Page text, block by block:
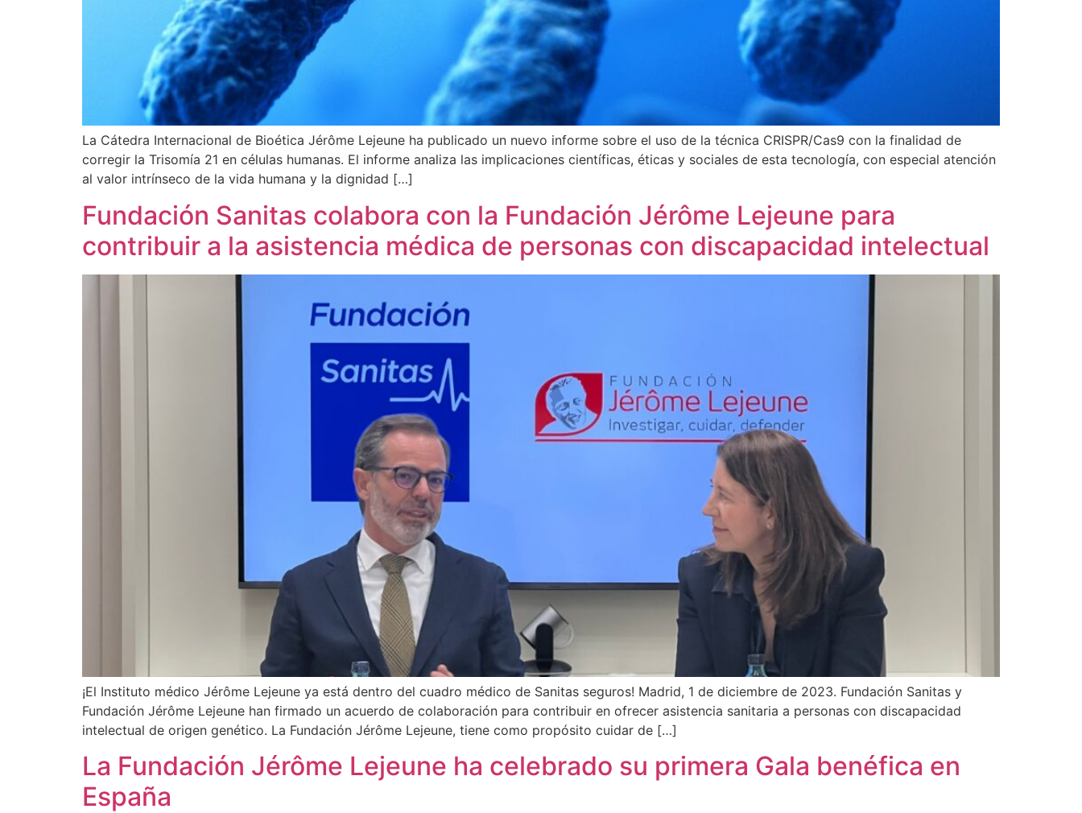
La Cátedra Internacional de Bioética Jérôme Lejeune ha publicado un nuevo informe sobre el uso de la técnica CRISPR/Cas9 con la finalidad de
corregir la Trisomía 21 en células humanas. El informe analiza las implicaciones científicas, éticas y sociales de esta tecnología, con especial atención
al valor intrínseco de la vida humana y la dignidad […]
Fundación Sanitas colabora con la Fundación Jérôme Lejeune para
contribuir a la asistencia médica de personas con discapacidad intelectual
¡El Instituto médico Jérôme Lejeune ya está dentro del cuadro médico de Sanitas seguros! Madrid, 1 de diciembre de 2023. Fundación Sanitas y
Fundación Jérôme Lejeune han firmado un acuerdo de colaboración para contribuir en ofrecer asistencia sanitaria a personas con discapacidad
intelectual de origen genético. La Fundación Jérôme Lejeune, tiene como propósito cuidar de […]
La Fundación Jérôme Lejeune ha celebrado su primera Gala benéfica en
España